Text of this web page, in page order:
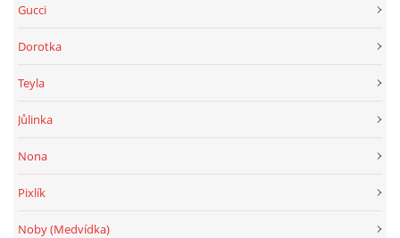
Gucci
Dorotka
Teyla
Jůlinka
Nona
Pixlík
Noby (Medvídka)